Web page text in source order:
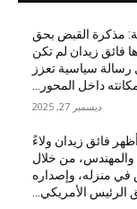
مذكرة القبض بحق
فائق زيدان لم تكن
رسالة سياسية تعزز
داخل المحور...
ديسمبر 27, 2025
فائق زيدان ولاءً
والمهندس، من خلال
منزله، وإصداره
الرئيس الأمريكي...